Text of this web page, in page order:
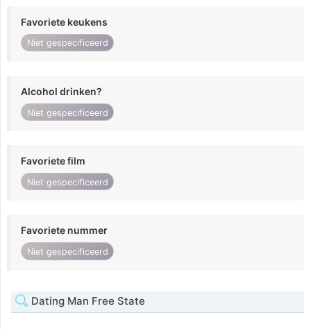
Favoriete keukens
Niet gespecificeerd
Alcohol drinken?
Niet gespecificeerd
Favoriete film
Niet gespecificeerd
Favoriete nummer
Niet gespecificeerd
Dating Man Free State